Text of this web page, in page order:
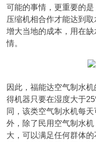
可能的事情，更重要的
压缩机相合作才能达到
增大当地的成本，用在
情。
因此，福能达空气制水
得机器只要在湿度大于
同，该类空气制水机每
外，除了民用空气制水
大，可以满足任何群体